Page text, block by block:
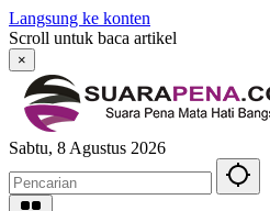
Langsung ke konten
Scroll untuk baca artikel
×
Sabtu, 8 Agustus 2026